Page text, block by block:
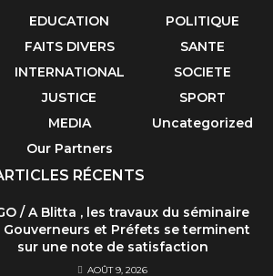
EDUCATION
FAITS DIVERS
INTERNATIONAL
JUSTICE
MEDIA
Our Partners
POLITIQUE
SANTE
SOCIETE
SPORT
Uncategorized
RÉCENTS
/ A Blitta , les travaux du séminaire
Gouverneurs et Préfets se terminent
sur une note de satisfaction
AOÛT 9, 2026